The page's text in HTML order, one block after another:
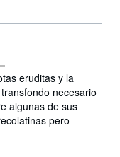
eruditas y la
necesario
algunas de sus
pero